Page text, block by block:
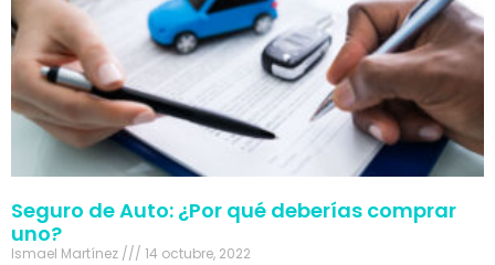
Seguro de Auto: ¿Por qué deberías comprar
uno?
Ismael Martínez 14 octubre, 2022